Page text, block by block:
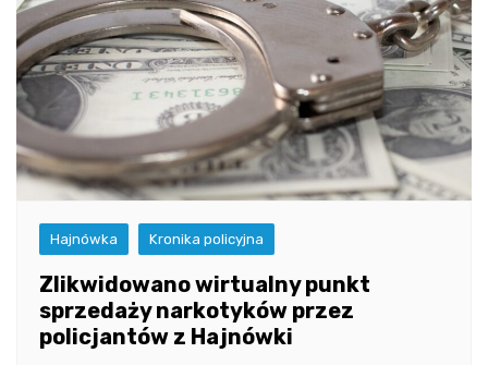
Hajnówka Kronika policyjna
Zlikwidowano wirtualny punkt
sprzedaży narkotyków przez
policjantów z Hajnówki